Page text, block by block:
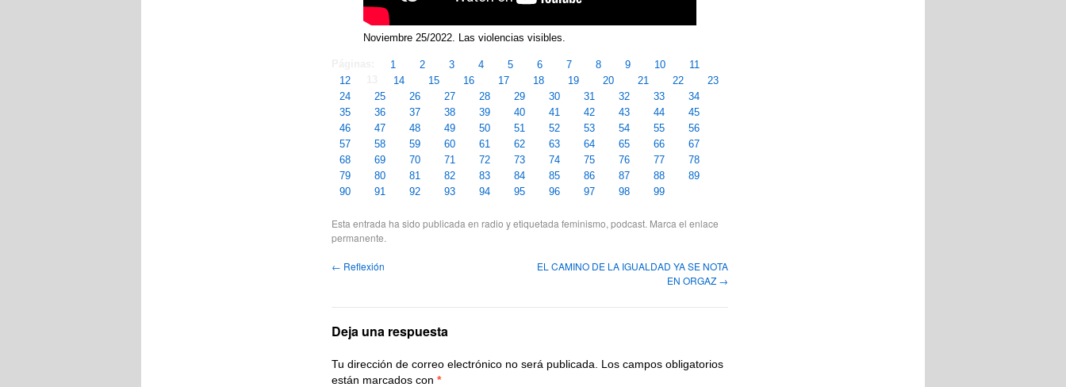
Noviembre 25/2022. Las violencias visibles.
1 2 3 4 5 6 7 8 9 10
11
12
14 15 16 17 18 19 20 21 22
23
24
25 26 27 28 29 30 31 32 33
34
35
36 37 38 39 40 41 42 43 44
45
46
47 48 49 50 51 52 53 54 55
56
57
58 59 60 61 62 63 64 65 66
67
68
69 70 71 72 73 74 75 76 77
78
79
80 81 82 83 84 85 86 87 88
89
90
91 92 93 94 95 96 97 98 99
Esta entrada ha sido publicada en radio y etiquetada feminismo, podcast. Marca el enlace
permanente.
← Reflexión
EL CAMINO DE LA IGUALDAD YA SE NOTA
EN ORGAZ →
Deja una respuesta
Tu dirección de correo electrónico no será publicada.
Los campos obligatorios
están marcados con *